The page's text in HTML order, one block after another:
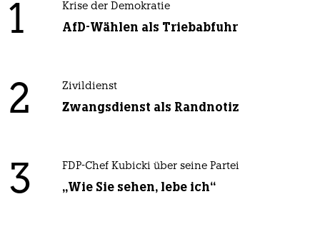
1 Krise der Demokratie
AfD-Wählen als Triebabfuhr
2 Zivildienst
Zwangsdienst als Randnotiz
3 FDP-Chef Kubicki über seine Partei
„Wie Sie sehen, lebe ich“